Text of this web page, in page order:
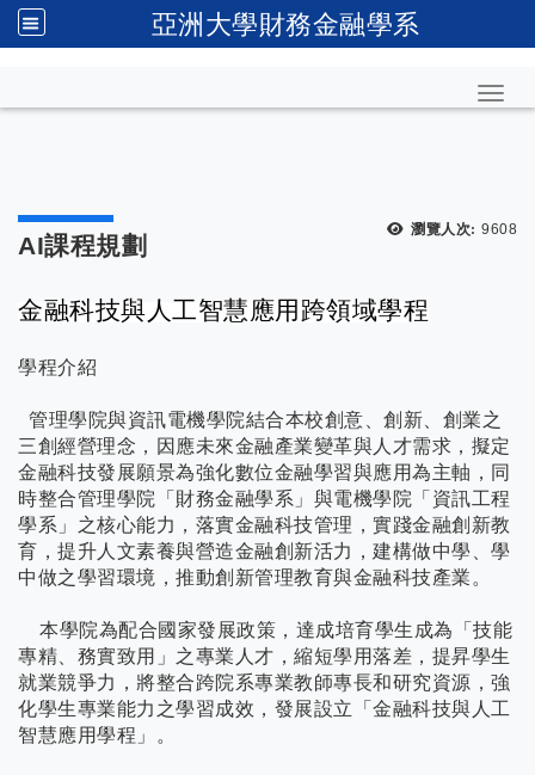
亞洲大學財務金融學系
瀏覽人次: 9608
AI課程規劃
金融科技與人工智慧應用跨領域學程
學程介紹
管理學院與資訊電機學院結合本校創意、創新、創業之
三創經營理念，因應未來金融產業變革與人才需求，擬定
金融科技發展願景為強化數位金融學習與應用為主軸，同
時整合管理學院「財務金融學系」與電機學院「資訊工程
學系」之核心能力，落實金融科技管理，實踐金融創新教
育，提升人文素養與營造金融創新活力，建構做中學、學
中做之學習環境，推動創新管理教育與金融科技產業。
本學院為配合國家發展政策，達成培育學生成為「技能
專精、務實致用」之專業人才，縮短學用落差，提昇學生
就業競爭力，將整合跨院系專業教師專長和研究資源，強
化學生專業能力之學習成效，發展設立「金融科技與人工
智慧應用學程」。